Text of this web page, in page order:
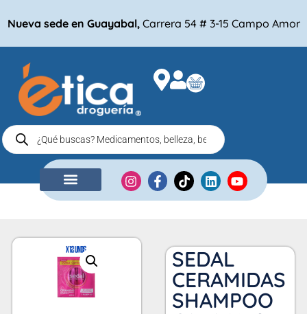
Nueva sede en Guayabal, Carrera 54 # 3-15 Campo Amor
SEDAL
CERAMIDAS
SHAMPOO